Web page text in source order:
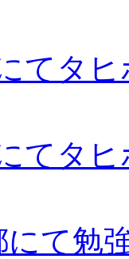
てタ
てタ
て勉